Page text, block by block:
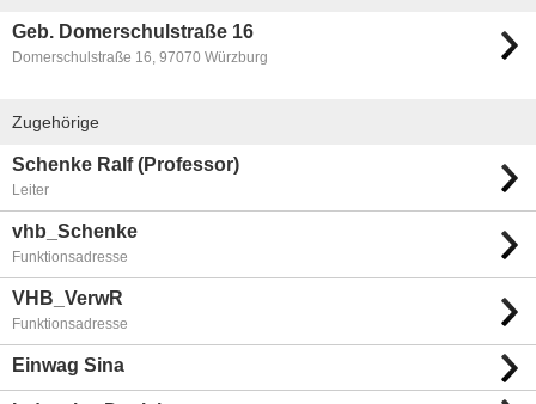
Geb. Domerschulstraße 16
Domerschulstraße 16, 97070 Würzburg
Zugehörige
Schenke Ralf (Professor)
Leiter
vhb_Schenke
Funktionsadresse
VHB_VerwR
Funktionsadresse
Einwag Sina